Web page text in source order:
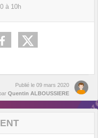
à 10h
Publié le 09 mars 2020
Quentin ALBOUSSIERE